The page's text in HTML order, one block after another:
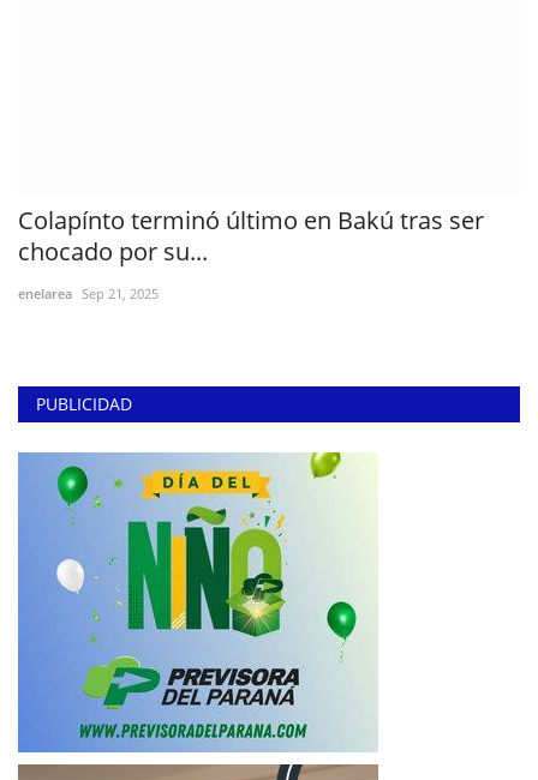
Colapínto terminó último en Bakú tras ser
chocado por su...
enelarea Sep 21, 2025
PUBLICIDAD